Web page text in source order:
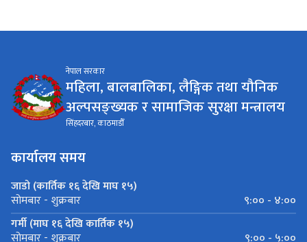
नेपाल सरकार
महिला, बालबालिका, लैङ्गिक तथा यौनिक
अल्पसङ्ख्यक र सामाजिक सुरक्षा मन्त्रालय
सिंहदरबार, काठमाडौँ
कार्यालय समय
जाडो (कार्तिक १६ देखि माघ १५)
सोमबार - शुक्रबार
९:०० - ४:००
गर्मी (माघ १६ देखि कार्तिक १५)
९:०० - ५:००